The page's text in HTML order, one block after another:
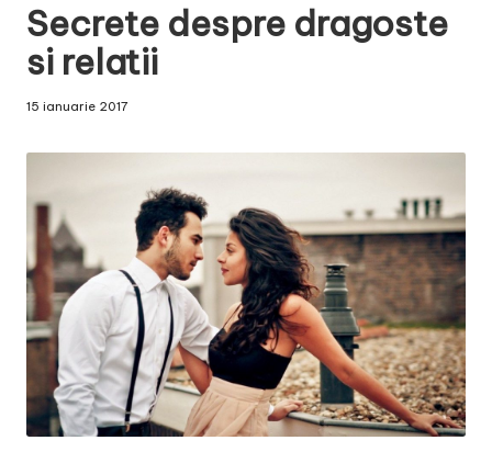
Secrete despre dragoste
si relatii
15 ianuarie 2017